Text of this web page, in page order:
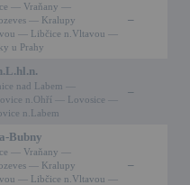
— Vraňany —
— Kralupy
— Libčice n.Vltavou —
u Prahy
–
nad Labem —
n.Ohří — Lovosice —
n.Labem
–
Bubny
— Vraňany —
— Kralupy
— Libčice n.Vltavou —
–